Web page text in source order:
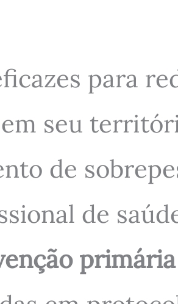
para
em seu
de
de
primária